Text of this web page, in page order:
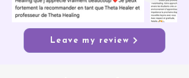
Leave my review